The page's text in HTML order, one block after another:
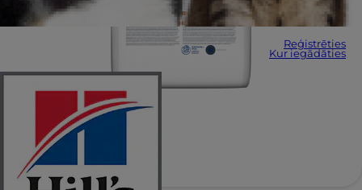
Reģistrēties
Kur iegādāties